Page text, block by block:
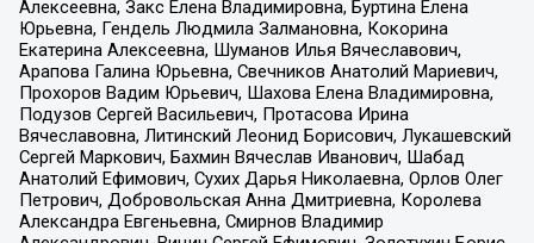
Алексеевна, Закс Елена Владимировна, Буртина Елена
Юрьевна, Гендель Людмила Залмановна, Кокорина
Екатерина Алексеевна, Шуманов Илья Вячеславович,
Арапова Галина Юрьевна, Свечников Анатолий Мариевич,
Прохоров Вадим Юрьевич, Шахова Елена Владимировна,
Подузов Сергей Васильевич, Протасова Ирина
Вячеславовна, Литинский Леонид Борисович, Лукашевский
Сергей Маркович, Бахмин Вячеслав Иванович, Шабад
Анатолий Ефимович, Сухих Дарья Николаевна, Орлов Олег
Петрович, Добровольская Анна Дмитриевна, Королева
Александра Евгеньевна, Смирнов Владимир